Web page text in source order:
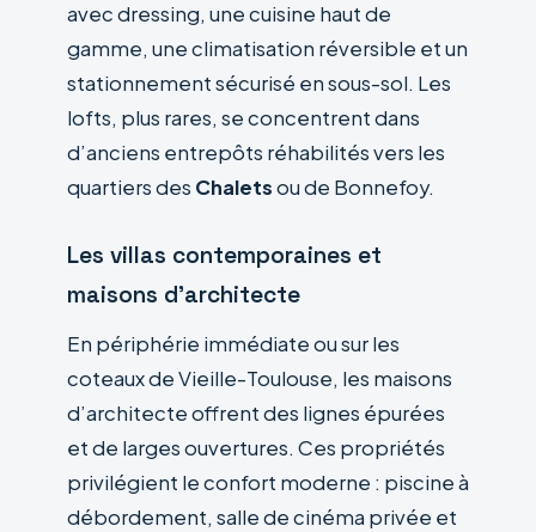
avec dressing, une cuisine haut de
gamme, une climatisation réversible et un
stationnement sécurisé en sous-sol. Les
lofts, plus rares, se concentrent dans
d’anciens entrepôts réhabilités vers les
quartiers des Chaletsou de Bonnefoy.
Les villas contemporaines et
maisons d’architecte
En périphérie immédiate ou sur les
coteaux de Vieille-Toulouse, les maisons
d’architecte offrent des lignes épurées
et de larges ouvertures. Ces propriétés
privilégient le confort moderne : piscine à
débordement, salle de cinéma privée et